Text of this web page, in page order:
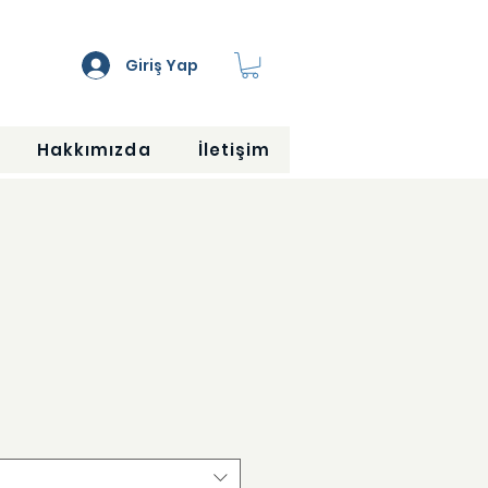
Giriş Yap
Hakkımızda İletişim